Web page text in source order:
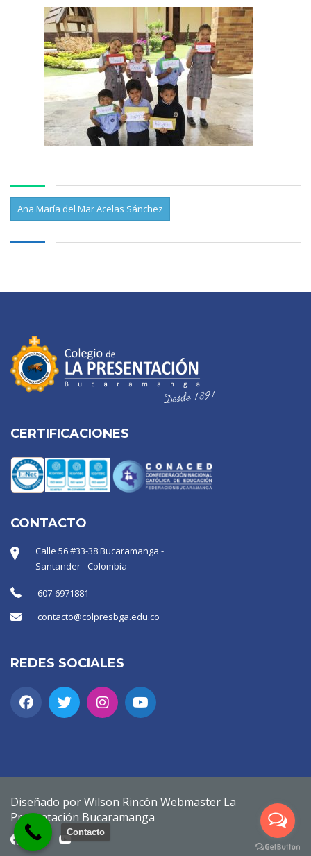
Ana María del Mar Acelas Sánchez
CERTIFICACIONES
CONTACTO
Calle 56 #33-38 Bucaramanga -
Santander - Colombia
607-6971881
contacto@colpresbga.edu.co
REDES SOCIALES
Diseñado por Wilson Rincón Webmaster La
Presentación Bucaramanga
Contacto